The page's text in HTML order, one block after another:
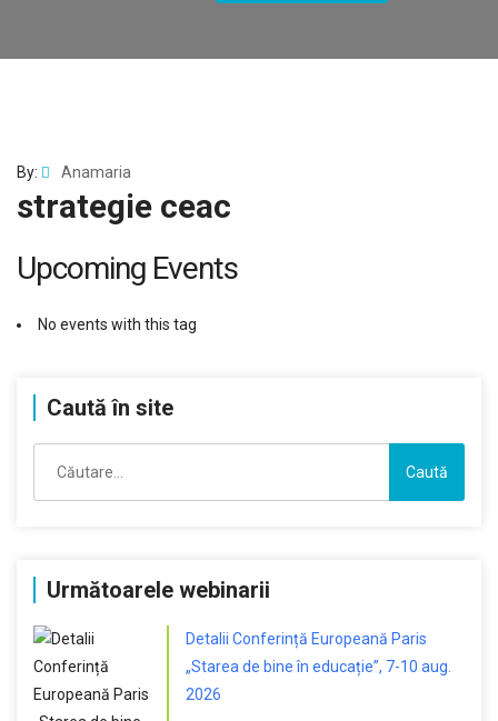
By: Anamaria
strategie ceac
Upcoming Events
No events with this tag
Caută în site
după:
Următoarele webinarii
Detalii Conferință Europeană Paris
„Starea de bine în educație”, 7-10 aug.
2026